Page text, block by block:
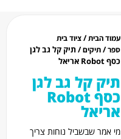
עמוד הבית/ציוד בית
ספר/תיקים/ תיק קל גב לגן
כסף Robot אריאל
תיק קל גב לגן
כסף Robot
אריאל
מי אמר שבשביל נוחות צריך